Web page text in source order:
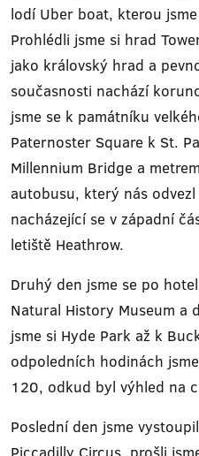
lodí Uber boat, kterou
Prohlédli jsme si hrad
jako královský hrad a
současnosti nachází
jsme se k památníku
Paternoster Square k St.
Millennium Bridge a
autobusu, který nás
nacházející se v západní
letiště Heathrow.
Druhý den jsme se po
Natural History Museum a
jsme si Hyde Park až k
odpoledních hodinách
120, odkud byl výhled na
Poslední den jsme